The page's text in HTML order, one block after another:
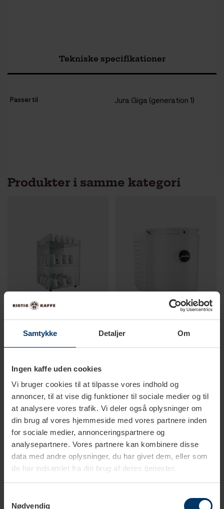
Samtykke Detaljer Om
Ingen kaffe uden cookies
Vi bruger cookies til at tilpasse vores indhold og
annoncer, til at vise dig funktioner til sociale medier og til
at analysere vores trafik. Vi deler også oplysninger om
din brug af vores hjemmeside med vores partnere inden
for sociale medier, annonceringspartnere og
analysepartnere. Vores partnere kan kombinere disse
data med andre oplysninger, du har givet dem, eller som
de har indsamlet fra din brug af deres tjenester.
Nødvendig
Tekniske specifikationer
Passer til Jura Giga (generation 1)
Produkter i samme kategori
Bestillingsvare - 3 uger
8.750,00 DKK
1-2 hverdage
1.495,00 DKK